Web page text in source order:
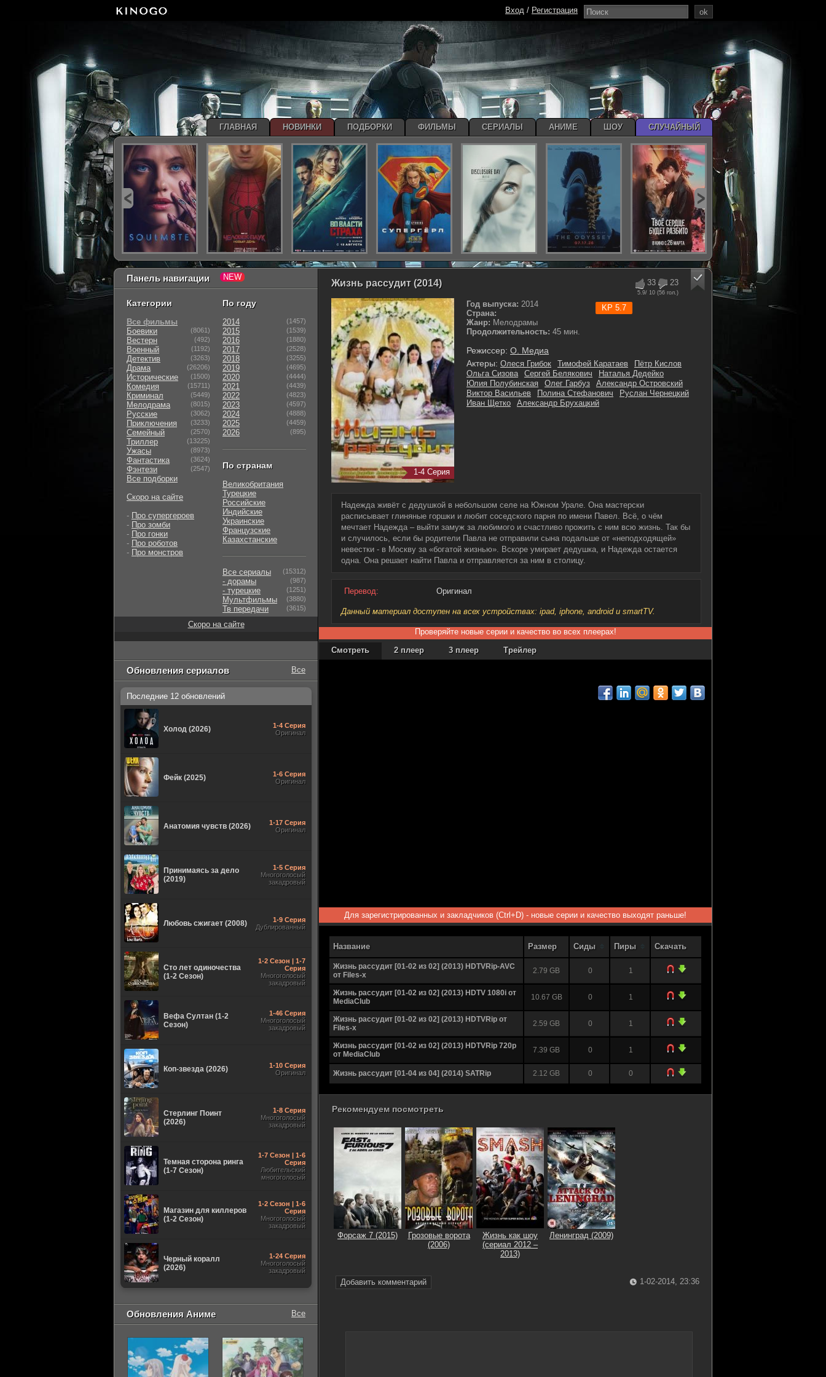
33 23
5.9/ 10 (56 гол.)
KP 5.7
Жизнь рассудит (2014)
1-4 Серия
Год выпуска: 2014
Страна:
Жанр: Мелодрамы
Продолжительность: 45 мин.
Режиссер: О. Медиа
Актеры: Олеся Грибок Тимофей Каратаев
Пётр Кислов
Ольга Сизова
Сергей Белякович
Наталья Дедейко
Юлия Полубинская
Олег Гарбуз
Александр Островский
Виктор Васильев
Полина Стефанович
Руслан Чернецкий
Иван Щетко
Александр Брухацкий
Надежда живёт с дедушкой в небольшом селе на Южном Урале. Она мастерски
расписывает глиняные горшки и любит соседского парня по имени Павел. Всё, о чём
мечтает Надежда – выйти замуж за любимого и счастливо прожить с ним всю жизнь. Так бы
и случилось, если бы родители Павла не отправили сына подальше от «неподходящей»
невестки - в Москву за «богатой жизнью». Вскоре умирает дедушка, и Надежда остается
одна. Она решает найти Павла и отправляется за ним в столицу.
Перевод: Оригинал
Данный материал доступен на всех устройствах: ipad, iphone, android и smartTV.
Проверяйте новые серии и качество во всех плеерах!
Смотреть
2 плеер 3 плеер Трейлер
Для зарегистрированных и закладчиков (Ctrl+D) - новые серии и качество выходят раньше!
Название Размер Сиды Пиры Скачать
Жизнь рассудит [01-02 из 02] (2013) HDTVRip-AVC
от Files-x
2.79 GB 0 1
Жизнь рассудит [01-02 из 02] (2013) HDTV 1080i от
MediaClub
10.67 GB 0 1
Жизнь рассудит [01-02 из 02] (2013) HDTVRip от
Files-x
2.59 GB 0 1
Жизнь рассудит [01-02 из 02] (2013) HDTVRip 720p
от MediaClub
7.39 GB 0 1
Жизнь рассудит [01-04 из 04] (2014) SATRip 2.12 GB 0 0
Рекомендуем посмотреть
Форсаж 7 (2015)
Грозовые ворота
(2006)
Жизнь как шоу
(сериал 2012 –
2013)
Ленинград (2009)
Добавить комментарий 1-02-2014, 23:36
Панель навигации
Категории
Все фильмы
Боевики
(8061)
Вестерн (492)
Военный (1192)
Детектив (3263)
Драма (26206)
Исторические (1500)
Комедия (15711)
Криминал (5449)
Мелодрама (8015)
Русские (3062)
Приключения (3233)
Семейный (2570)
Триллер (13225)
Ужасы (8973)
Фантастика (3624)
Фэнтези (2547)
Все подборки
Скоро на сайте
- Про супергероев
- Про зомби
- Про гонки
- Про роботов
- Про монстров
По году
2014 (1457)
2015 (1539)
2016 (1880)
2017 (2528)
2018 (3255)
2019 (4695)
2020 (4444)
2021 (4439)
2022 (4823)
2023 (4597)
2024 (4888)
2025 (4459)
2026 (895)
По странам
Великобритания
Турецкие
Российские
Индийские
Украинские
Французские
Казахстанские
Все сериалы (15312)
- дорамы (987)
- турецкие (1251)
Мультфильмы (3880)
Тв передачи (3615)
Скоро на сайте
Обновления сериалов Все
Последние 12 обновлений
Холод (2026)
1-4 Серия
Оригинал
Фейк (2025)
1-6 Серия
Оригинал
Анатомия чувств (2026)
1-17 Серия
Оригинал
Принимаясь за дело
(2019)
1-5 Серия
Многоголосый
закадровый
Любовь сжигает (2008)
1-9 Серия
Дублированный
Сто лет одиночества
(1-2 Сезон)
1-2 Сезон | 1-7
Серия
Многоголосый
закадровый
Вефа Султан (1-2
Сезон)
1-46 Серия
Многоголосый
закадровый
Коп-звезда (2026)
1-10 Серия
Оригинал
Стерлинг Поинт
(2026)
1-8 Серия
Многоголосый
закадровый
Темная сторона ринга
(1-7 Сезон)
1-7 Сезон | 1-6
Серия
Любительский
многоголосый
Магазин для киллеров
(1-2 Сезон)
1-2 Сезон | 1-6
Серия
Многоголосый
закадровый
Черный коралл
(2026)
1-24 Серия
Многоголосый
закадровый
Обновления Аниме Все
ok
Вход / Регистрация
ГЛАВНАЯ НОВИНКИ ПОДБОРКИ ФИЛЬМЫ СЕРИАЛЫ АНИМЕ ШОУ СЛУЧАЙНЫЙ